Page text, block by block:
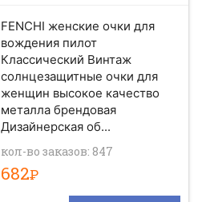
FENCHI женские очки для
вождения пилот
Классический Винтаж
солнцезащитные очки для
женщин высокое качество
металла брендовая
Дизайнерская об...
кол-во заказов: 847
682Р